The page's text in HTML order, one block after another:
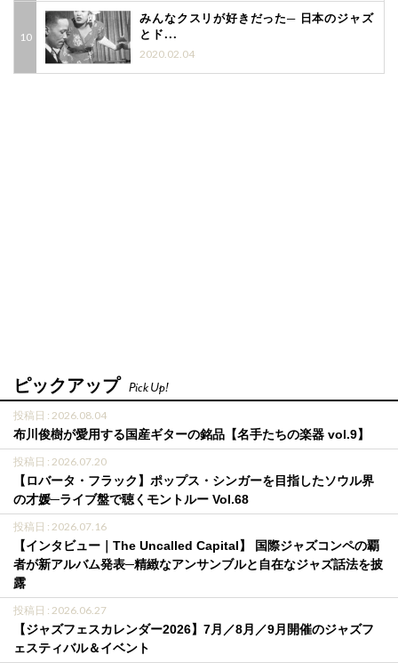
みんなクスリが好きだった─ 日本のジャズ
とド...
2020.02.04
ピックアップ Pick Up!
投稿日 : 2026.08.04
布川俊樹が愛用する国産ギターの銘品【名手たちの楽器 vol.9】
投稿日 : 2026.07.20
【ロバータ・フラック】ポップス・シンガーを目指したソウル界
の才媛─ライブ盤で聴くモントルー Vol.68
投稿日 : 2026.07.16
【インタビュー｜The Uncalled Capital】 国際ジャズコンペの覇
者が新アルバム発表─精緻なアンサンブルと自在なジャズ話法を披
露
投稿日 : 2026.06.27
【ジャズフェスカレンダー2026】7月／8月／9月開催のジャズフ
ェスティバル＆イベント